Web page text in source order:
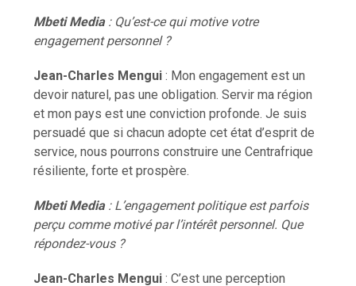
Mbeti Media: Qu’est-ce qui motive votre
engagement personnel ?
Jean-Charles Mengui : Mon engagement est un
devoir naturel, pas une obligation. Servir ma région
et mon pays est une conviction profonde. Je suis
persuadé que si chacun adopte cet état d’esprit de
service, nous pourrons construire une Centrafrique
résiliente, forte et prospère.
Mbeti Media: L’engagement politique est parfois
perçu comme motivé par l’intérêt personnel. Que
répondez-vous ?
Jean-Charles Mengui : C’est une perception